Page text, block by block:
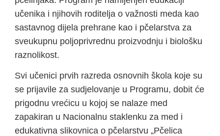
učenika i njihovih roditelja o važnosti meda kao
sastavnog dijela prehrane kao i pčelarstva za
sveukupnu poljoprivrednu proizvodnju i biološku
raznolikost.
Svi učenici prvih razreda osnovnih škola koje su
se prijavile za sudjelovanje u Programu, dobit će
prigodnu vrećicu u kojoj se nalaze med
zapakiran u Nacionalnu staklenku za med i
edukativna slikovnica o pčelarstvu „Pčelica